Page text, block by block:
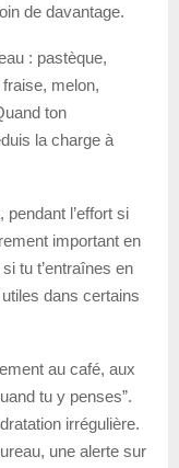
de davantage.
: pastèque,
melon,
ton
la charge à
pendant l’effort si
important en
tu t’entraînes en
dans certains
au café, aux
tu y penses”.
irrégulière.
une alerte sur